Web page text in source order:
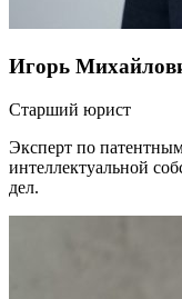
Игорь
Старший юрист
Эксперт по
интеллектуальной
дел.